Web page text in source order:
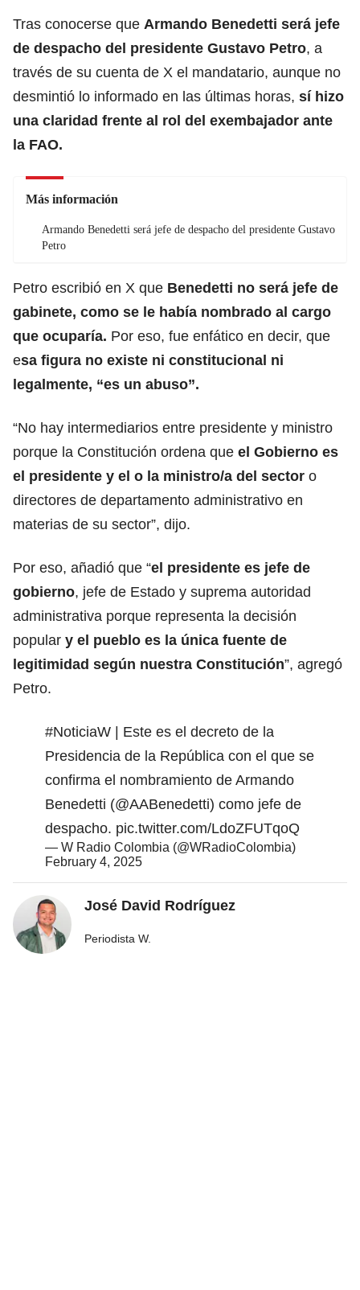
Tras conocerse que Armando Benedetti será jefe
de despacho del presidente Gustavo Petro, a
través de su cuenta de X el mandatario, aunque no
desmintió lo informado en las últimas horas, sí hizo
una claridad frente al rol del exembajador ante
la FAO.
Más información
Armando Benedetti será jefe de despacho del presidente Gustavo
Petro
Petro escribió en X que Benedetti no será jefe de
gabinete, como se le había nombrado al cargo
que ocuparía. Por eso, fue enfático en decir, que
esa figura no existe ni constitucional ni
legalmente, “es un abuso”.
“No hay intermediarios entre presidente y ministro
porque la Constitución ordena que el Gobierno es
el presidente y el o la ministro/a del sector o
directores de departamento administrativo en
materias de su sector”, dijo.
Por eso, añadió que “el presidente es jefe de
gobierno, jefe de Estado y suprema autoridad
administrativa porque representa la decisión
popular y el pueblo es la única fuente de
legitimidad según nuestra Constitución”, agregó
Petro.
#NoticiaW | Este es el decreto de la
Presidencia de la República con el que se
confirma el nombramiento de Armando
Benedetti (@AABenedetti) como jefe de
despacho. pic.twitter.com/LdoZFUTqoQ
— W Radio Colombia (@WRadioColombia)
February 4, 2025
José David Rodríguez
Periodista W.